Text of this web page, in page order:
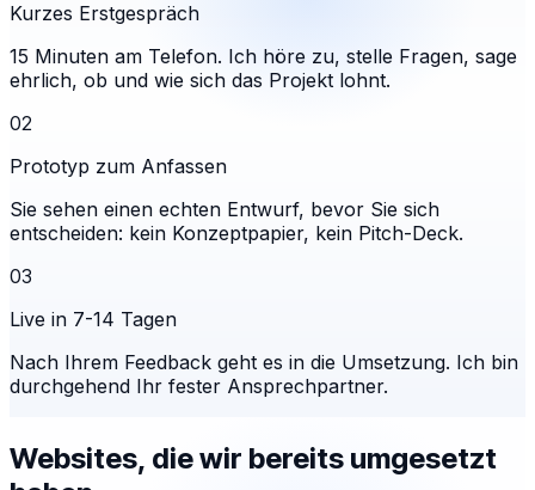
Kurzes Erstgespräch
15 Minuten am Telefon. Ich höre zu, stelle Fragen, sage
ehrlich, ob und wie sich das Projekt lohnt.
02
Prototyp zum Anfassen
Sie sehen einen echten Entwurf, bevor Sie sich
entscheiden: kein Konzeptpapier, kein Pitch-Deck.
03
Live in 7-14 Tagen
Nach Ihrem Feedback geht es in die Umsetzung. Ich bin
durchgehend Ihr fester Ansprechpartner.
Websites, die wir bereits umgesetzt